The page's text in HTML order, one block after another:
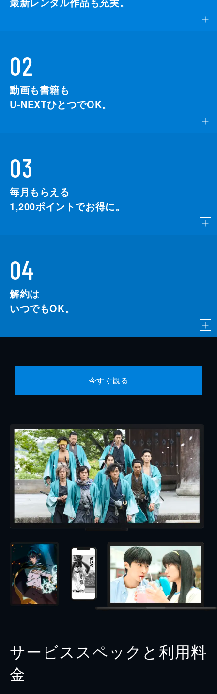
02
動画も書籍も
U-NEXTひとつでOK。
03
毎月もらえる
1,200ポイントでお得に。
04
解約は
いつでもOK。
今すぐ観る
サービススペックと利用料
金